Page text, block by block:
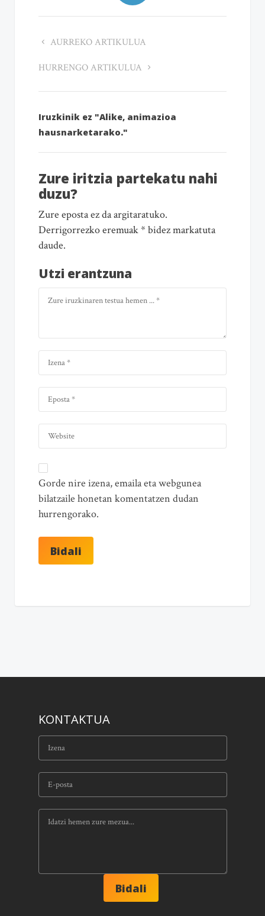
AURREKO ARTIKULUA
HURRENGO ARTIKULUA
Iruzkinik ez "Alike, animazioa
hausnarketarako."
Zure iritzia partekatu nahi
duzu?
Zure eposta ez da argitaratuko.
Derrigorrezko eremuak * bidez markatuta
daude.
Utzi erantzuna
Gorde nire izena, emaila eta webgunea
bilatzaile honetan komentatzen dudan
hurrengorako.
KONTAKTUA